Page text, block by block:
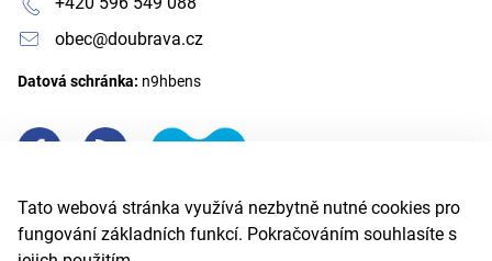
Tato webová stránka využívá nezbytně nutné cookies pro
fungování základních funkcí. Pokračováním souhlasíte s
obec@doubrava.cz
Datová schránka: n9hbens